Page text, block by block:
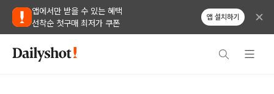
앱에서만 받을 수 있는 혜택
선착순 첫구매 최저가 쿠폰
앱 설치하기